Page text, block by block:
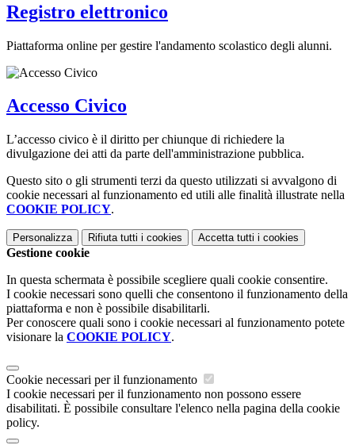
Registro elettronico
Piattaforma online per gestire l'andamento scolastico degli alunni.
Accesso Civico
L’accesso civico è il diritto per chiunque di richiedere la
divulgazione dei atti da parte dell'amministrazione pubblica.
Questo sito o gli strumenti terzi da questo utilizzati si avvalgono di
cookie necessari al funzionamento ed utili alle finalità illustrate nella
COOKIE POLICY.
Personalizza Rifiuta tutti i cookies Accetta tutti i cookies
Gestione cookie
In questa schermata è possibile scegliere quali cookie consentire.
I cookie necessari sono quelli che consentono il funzionamento della
piattaforma e non è possibile disabilitarli.
Per conoscere quali sono i cookie necessari al funzionamento potete
visionare la COOKIE POLICY.
Cookie necessari per il funzionamento
I cookie necessari per il funzionamento non possono essere
disabilitati. È possibile consultare l'elenco nella pagina della cookie
policy.